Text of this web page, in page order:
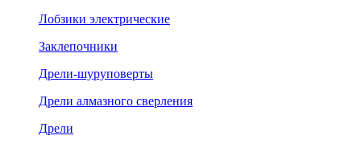
Лобзики электрические
Заклепочники
Дрели-шуруповерты
Дрели алмазного сверления
Дрели